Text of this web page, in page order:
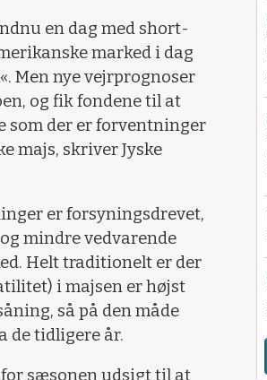
en dag med short-
marked i dag
Men nye vejrprognoser
og fik fondene til at
der er forventninger
majs, skriver Jyske
er forsyningsdrevet,
mindre vedvarende
Helt traditionelt er der
i majsen er højst
så på den måde
de tidligere år.
sæsonen udsigt til at